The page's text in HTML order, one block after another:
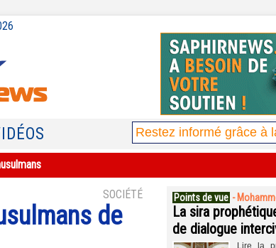
SOCIÉTÉ
de
Points de vue -
La sira
de dialogue
Lire la